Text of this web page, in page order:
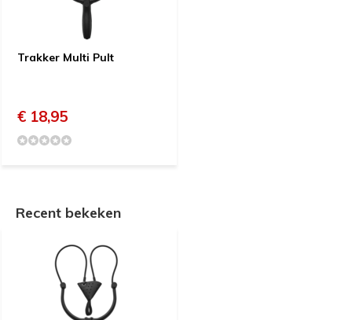
Trakker Multi Pult
€ 18,95
Recent bekeken